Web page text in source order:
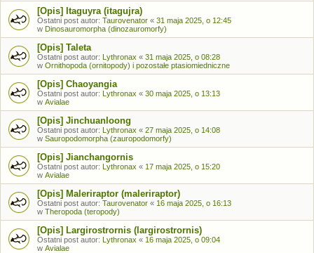
[Opis] Itaguyra (itagujra)
Ostatni post autor: Taurovenator « 31 maja 2025, o 12:45
w Dinosauromorpha (dinozauromorfy)
[Opis] Taleta
Ostatni post autor: Lythronax « 31 maja 2025, o 08:28
w Ornithopoda (ornitopody) i pozostałe ptasiomiedniczne
[Opis] Chaoyangia
Ostatni post autor: Lythronax « 30 maja 2025, o 13:13
w Avialae
[Opis] Jinchuanloong
Ostatni post autor: Lythronax « 27 maja 2025, o 14:08
w Sauropodomorpha (zauropodomorfy)
[Opis] Jianchangornis
Ostatni post autor: Lythronax « 17 maja 2025, o 15:20
w Avialae
[Opis] Maleriraptor (maleriraptor)
Ostatni post autor: Taurovenator « 16 maja 2025, o 16:13
w Theropoda (teropody)
[Opis] Largirostrornis (largirostrornis)
Ostatni post autor: Lythronax « 16 maja 2025, o 09:04
w Avialae